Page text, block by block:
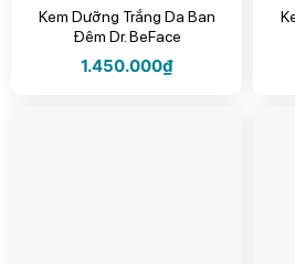
Kem Dưỡng Trắng Da Ban
Đêm Dr. BeFace
1.450.000₫